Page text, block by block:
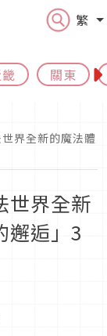
繁
關東
界全新的魔法體
世界全新
邂逅」3